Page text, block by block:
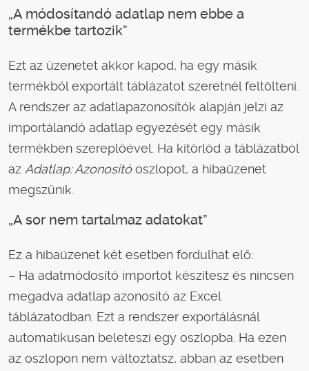
„A módosítandó adatlap nem ebbe a
termékbe tartozik”
Ezt az üzenetet akkor kapod, ha egy másik
termékből exportált táblázatot szeretnél feltölteni.
A rendszer az adatlapazonosítók alapján jelzi az
importálandó adatlap egyezését egy másik
termékben szereplőével. Ha kitörlöd a táblázatból
az Adatlap: Azonosítóoszlopot, a hibaüzenet
megszűnik.
„A sor nem tartalmaz adatokat”
Ez a hibaüzenet két esetben fordulhat elő:
– Ha adatmódosító importot készítesz és nincsen
megadva adatlap azonosító az Excel
táblázatodban. Ezt a rendszer exportálásnál
automatikusan beleteszi egy oszlopba. Ha ezen
az oszlopon nem változtatsz, abban az esetben